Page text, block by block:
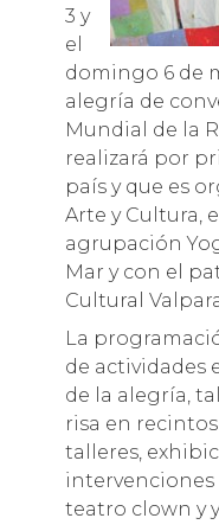
3 y
el
domingo 6 de
alegría de
Mundial de la
realizará por
país y que es
Arte y Cultura,
agrupación
Mar y con el
Cultural
La
de actividades
de la alegría,
risa en
talleres,
intervenciones
teatro clown y